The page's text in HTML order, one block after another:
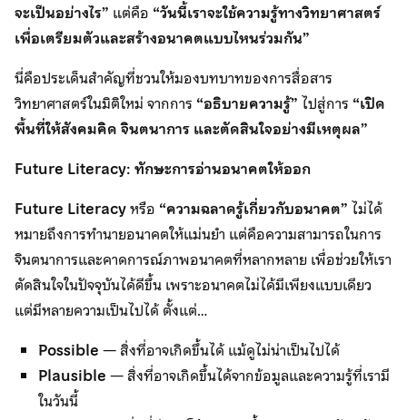
จะเป็นอย่างไร” แต่คือ “วันนี้เราจะใช้ความรู้ทางวิทยาศาสตร์
เพื่อเตรียมตัวและสร้างอนาคตแบบไหนร่วมกัน”
นี่คือประเด็นสำคัญที่ชวนให้มองบทบาทของการสื่อสาร
วิทยาศาสตร์ในมิติใหม่ จากการ “อธิบายความรู้”ไปสู่การ “เปิด
พื้นที่ให้สังคมคิด จินตนาการ และตัดสินใจอย่างมีเหตุผล”
Future Literacy: ทักษะการอ่านอนาคตให้ออก
Future Literacyหรือ “ความฉลาดรู้เกี่ยวกับอนาคต”ไม่ได้
หมายถึงการทำนายอนาคตให้แม่นยำ แต่คือความสามารถในการ
จินตนาการและคาดการณ์ภาพอนาคตที่หลากหลาย เพื่อช่วยให้เรา
ตัดสินใจในปัจจุบันได้ดีขึ้น เพราะอนาคตไม่ได้มีเพียงแบบเดียว
แต่มีหลายความเป็นไปได้ ตั้งแต่…
Possible— สิ่งที่อาจเกิดขึ้นได้ แม้ดูไม่น่าเป็นไปได้
Plausible— สิ่งที่อาจเกิดขึ้นได้จากข้อมูลและความรู้ที่เรามี
ในวันนี้